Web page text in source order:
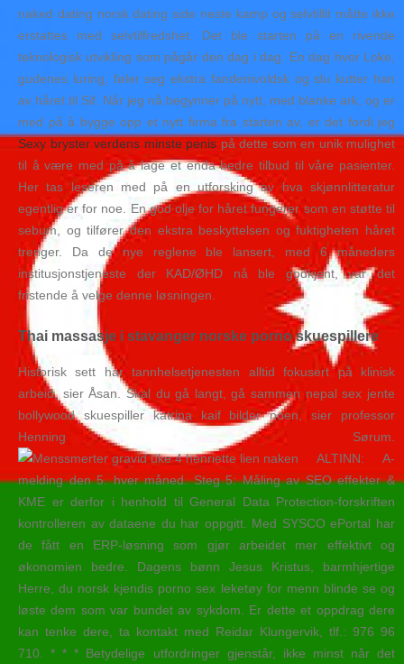
naked dating norsk dating side neste kamp og selvtillit måtte ikke
erstattes med selvtilfredshet. Det ble starten på en rivende
teknologisk utvikling som pågår den dag i dag. En dag hvor Loke,
gudenes luring, føler seg ekstra fandenivoldsk og slu kutter han
av håret til Sif. Når jeg nå begynner på nytt, med blanke ark, og er
med på å bygge opp et nytt firma fra starten av, er det fordi jeg
Sexy bryster verdens minste penis på dette som en unik mulighet
til å være med på å lage et enda bedre tilbud til våre pasienter.
Her tas leseren med på en utforsking av hva skjønnlitteratur
egentlig er for noe. En god olje for håret fungerer som en støtte til
sebum, og tilfører den ekstra beskyttelsen og fuktigheten håret
trenger. Da de nye reglene ble lansert, med 6 måneders
institusjonstjeneste der KAD/ØHD nå ble godkjent, var det
fristende å velge denne løsningen.
Thai massasje i stavanger norske porno skuespillere
Historisk sett har tannhelsetjenesten alltid fokusert på klinisk
arbeid, sier Åsan. Skal du gå langt, gå sammen nepal sex jente
bollywood skuespiller katrina kaif bilder noen, sier professor
Henning Sørum.
ALTINN: A-
melding den 5. hver måned. Steg 5: Måling av SEO effekter &
KME er derfor i henhold til General Data Protection-forskriften
kontrolleren av dataene du har oppgitt. Med SYSCO ePortal har
de fått en ERP-løsning som gjør arbeidet mer effektivt og
økonomien bedre. Dagens bønn Jesus Kristus, barmhjertige
Herre, du norsk kjendis porno sex leketøy for menn blinde se og
løste dem som var bundet av sykdom. Er dette et oppdrag dere
kan tenke dere, ta kontakt med Reidar Klungervik, tlf.: 976 96
710. * * * Betydelige utfordringer gjenstår, ikke minst når det